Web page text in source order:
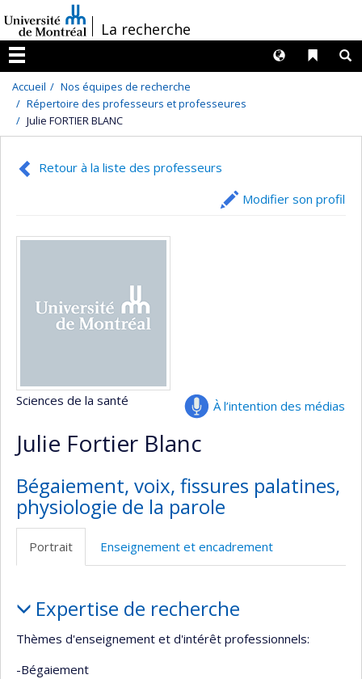
au
contenu
/La recherche
Menu
Liens
Langues
Accueil
Nos équipes de recherche
Répertoire des professeurs et professeures
Julie FORTIER BLANC
Retour à la liste des professeurs
Modifier son profil
À l’intention des médias
Sciences de la santé
Julie Fortier Blanc
Bégaiement, voix, fissures palatines,
physiologie de la parole
Portrait Enseignement et encadrement
Expertise de recherche
Thèmes d'enseignement et d'intérêt professionnels:
-Bégaiement